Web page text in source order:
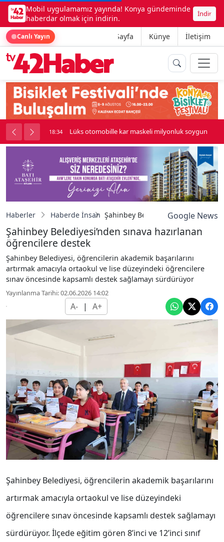
Mobil uygulamamız yayında! Konya gündeminde
haberdar olmak için indirin.
İndir
Canlı Yayın Ana Sayfa Künye İletişim
kavga çıktı 18:34 Lüks otomobille kar maskeli milyonluk soygun
Haberler Haberde İnsan Şahinbey Belediyesi’nden sınava
Google News
Şahinbey Belediyesi’nden sınava hazırlanan
öğrencilere destek
Şahinbey Belediyesi, öğrencilerin akademik başarılarını
artırmak amacıyla ortaokul ve lise düzeyindeki öğrencilere
sınav öncesinde kapsamlı destek sağlamayı sürdürüyor
Yayınlanma Tarihi: 02.06.2026 14:02
A- | A+
Şahinbey Belediyesi, öğrencilerin akademik başarılarını
artırmak amacıyla ortaokul ve lise düzeyindeki
öğrencilere sınav öncesinde kapsamlı destek sağlamayı
sürdürüyor. İlçede eğitim gören 8’inci ve 12’inci sınıf